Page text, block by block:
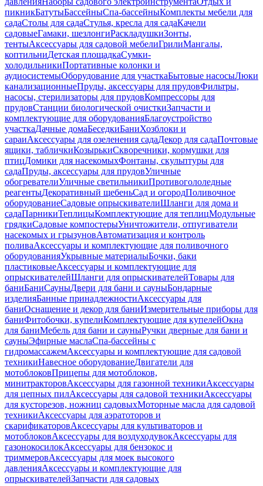
пикникБатутыБассейныСпа-бассейныКомплекты мебели для
садаСтолы для садаСтулья, кресла для садаКачели
садовыеГамаки, шезлонгиРаскладушкиЗонты,
тентыАксессуары для садовой мебелиГрилиМангалы,
коптильниДетская площадкаСумки-
холодильникиПортативные колонки и
аудиосистемыОборудование для участкаБытовые насосыЛюки
канализационныеПруды, аксессуары для прудовФильтры,
насосы, стерилизаторы для прудовКомпрессоры для
прудовСтанции биологической очисткиЗапчасти и
комплектующие для оборудованияБлагоустройство
участкаДачные домаБеседкиБаниХозблоки и
сараиАксессуары для озеленения садаДекор для садаПочтовые
ящики, табличкиКозырькиСкворечники, кормушки для
птицДомики для насекомыхФонтаны, скульптуры для
садаПруды, аксессуары для прудовУличные
обогревателиУличные светильникиПротивогололедные
реагентыДекоративный щебеньСад и огородПоливочное
оборудованиеСадовые опрыскивателиШланги для дома и
садаПарникиТеплицыКомплектующие для теплицМодульные
грядкиСадовые компостерыУничтожители, отпугиватели
насекомых и грызуновАвтоматизация и контроль
поливаАксессуары и комплектующие для поливочного
оборудованияУкрывные материалыБочки, баки
пластиковыеАксессуары и комплектующие для
опрыскивателейШланги для опрыскивателейТовары для
баниБаниСауныДвери для бани и сауныБондарные
изделияБанные принадлежностиАксессуары для
баниОснащение и декор для баниИзмерительные приборы для
баниФитобочки, купелиКомплектующие для купелейОкна
для баниМебель для бани и сауныРучки дверные для бани и
сауныЭфирные маслаСпа-бассейны с
гидромассажемАксессуары и комплектующие для садовой
техникиНавесное оборудованиеДвигатели для
мотоблоковПрицепы для мотоблоков,
минитракторовАксессуары для газонной техникиАксессуары
для цепных пилАксессуары для садовой техникиАксессуары
для кусторезов, ножниц садовыхМоторные масла для садовой
техникиАксессуары для аэратоторов и
скарификаторовАксессуары для культиваторов и
мотоблоковАксессуары для воздуходувокАксессуары для
газонокосилокАксессуары для бензокос и
триммеровАксессуары для моек высокого
давленияАксессуары и комплектующие для
опрыскивателейЗапчасти для садовых